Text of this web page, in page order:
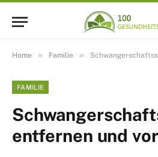
Home » Familie »
FAMILIE
entfernen und